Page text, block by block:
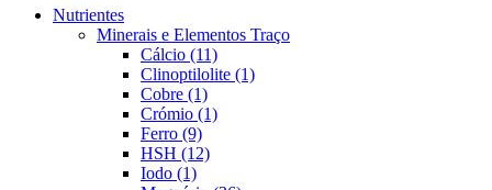
Nutrientes
Minerais e Elementos Traço
Cálcio (11)
Clinoptilolite (1)
Cobre (1)
Crómio (1)
Ferro (9)
HSH (12)
Iodo (1)